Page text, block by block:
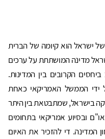
ישראל הוא קיומה של הברית
מדינה המושתתת על ערכים
הקרובים בין המדינות.
ידי הממשל האמריקאי כאחת
בישראל, שמתבטאת בין היתר
ובסיוע אמריקאי בתחומים
המדינה. די להזכיר את האיום